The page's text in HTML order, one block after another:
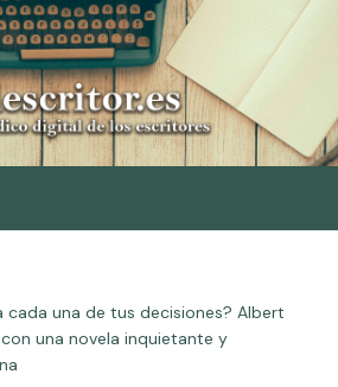
los escritores
cada una de tus decisiones? Albert
una novela inquietante y